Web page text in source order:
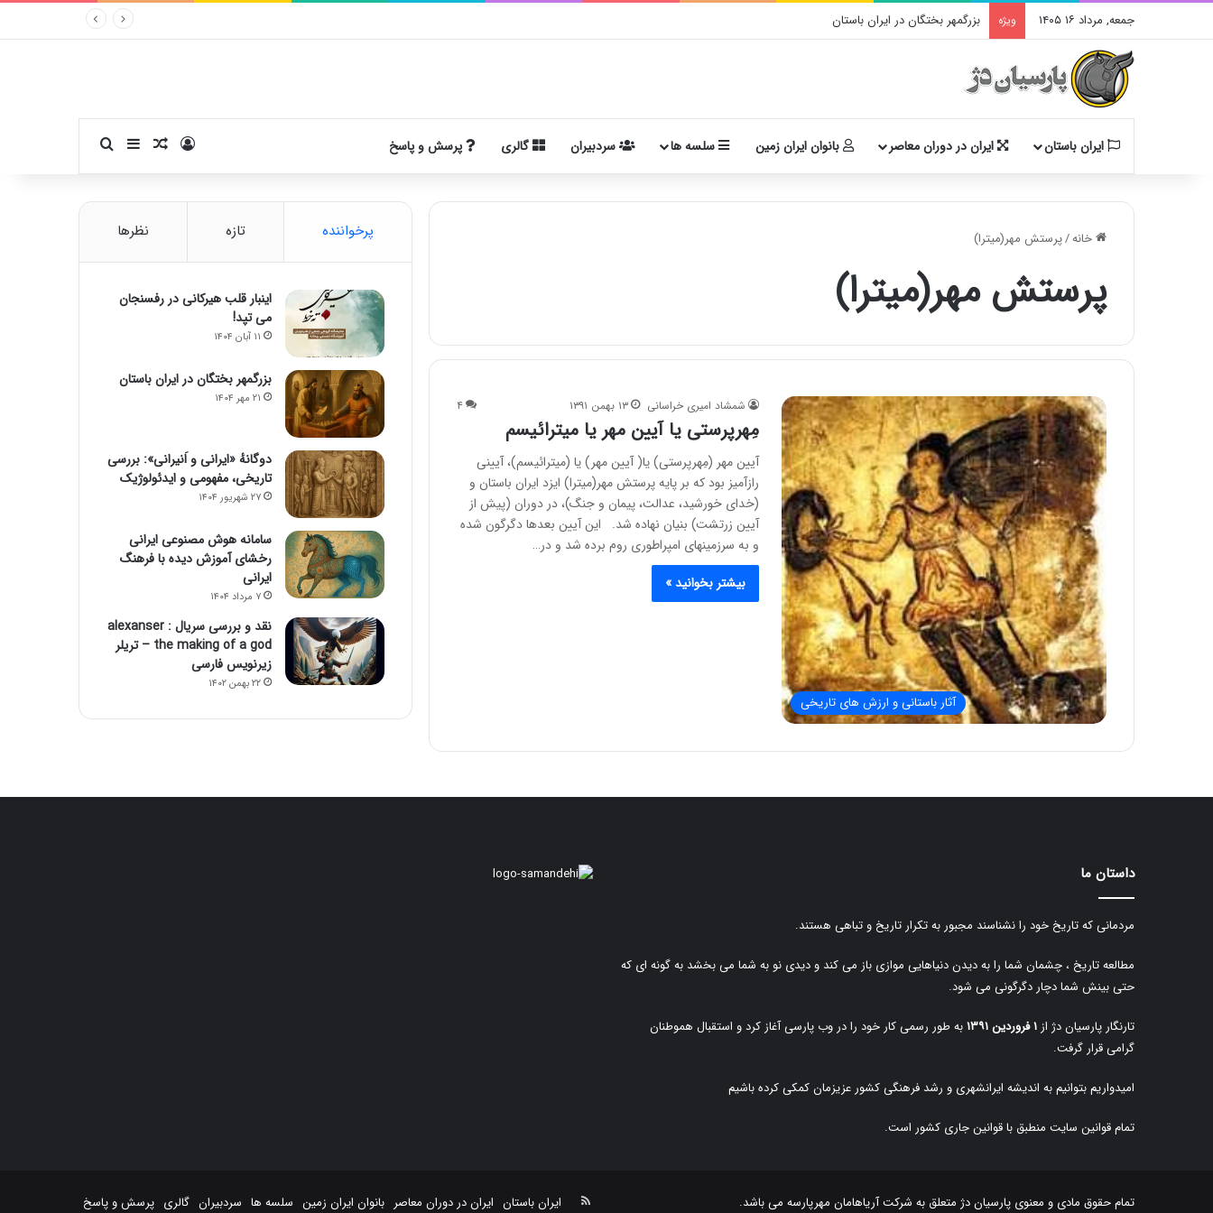
جمعه, مرداد ۱۶ ۱۴۰۵ ویژه بزرگمهر بختگان در ایران باستان
ایران باستان ایران در دوران معاصر بانوان ایران زمین سلسه ها سردبیران گالری پرسش و پاسخ ورودنوشته تصادفی
سایدبارجستجو برای
خانه/پرستش مهر(میترا)
پرستش مهر(میترا)
آثار باستانی و ارزش های تاریخی
شمشاد امیری خراسانی ۱۳ بهمن ۱۳۹۱ ۴
مِهرپرستی یا آیین مهر یا میترائیسم
آیین مهر (مِهرپرستی) یا( آیین مهر) یا (میترائیسم)، آیینی
رازآمیز بود که بر پایه پرستش مهر(میترا) ایزد ایران باستان و
(خدای خورشید، عدالت، پیمان و جنگ)، در دوران (پیش از
آیین زرتشت) بنیان نهاده شد. این آیین بعدها دگرگون شده
و به سرزمینهای امپراطوری روم برده شد و در…
بیشتر بخوانید »
پرخواننده تازه نظرها
اینبار قلب هیرکانی در رفسنجان
می تپد!
۱۱ آبان ۱۴۰۴
بزرگمهر بختگان در ایران باستان
۲۱ مهر ۱۴۰۴
دوگانهٔ «ایرانی و اَنیرانی»: بررسی
تاریخی، مفهومی و ایدئولوژیک
۲۷ شهریور ۱۴۰۴
سامانه هوش مصنوعی ایرانی
رخشای آموزش دیده با فرهنگ
ایرانی
۷ مرداد ۱۴۰۴
نقد و بررسی سریال alexanser :
the making of a god – تریلر
زیرنویس فارسی
۲۲ بهمن ۱۴۰۲
داستان ما
مردمانی که تاریخ خود را نشناسند مجبور به تکرار تاریخ و تباهی هستند.
مطالعه تاریخ ، چشمان شما را به دیدن دنیاهایی موازی باز می کند و دیدی نو به شما می بخشد به گونه ای که
حتی بینش شما دچار دگرگونی می شود.
تارنگار پارسیان دژ از۱ فروردین ۱۳۹۱
به طور رسمی کار خود را در وب پارسی آغاز کرد و استقبال هموطنان
گرامی قرار گرفت.
امیدواریم بتوانیم به اندیشه ایرانشهری و رشد فرهنگی کشور عزیزمان کمکی کرده باشیم
تمام قوانین سایت منطبق با قوانین جاری کشور است.
تمام حقوق مادی و معنوی پارسیان دژ متعلق به شرکت آریاهامان مهرپارسه می باشد. ایران باستان ایران در دوران معاصر بانوان ایران زمین سلسه ها سردبیران گالری پرسش و پاسخ خوراک